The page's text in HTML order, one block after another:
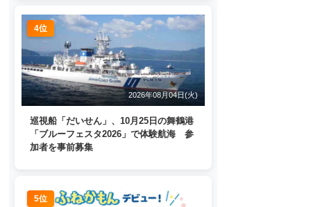
4位
2026年08月04日(火)
巡視船「だいせん」、10月25日の舞鶴港
「ブルーフェスタ2026」で体験航海 参
加者を事前募集
5位